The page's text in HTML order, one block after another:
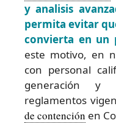
y analisis
permita evitar
convierta en
este motivo, en
con personal
generación y
reglamentos
de contención en